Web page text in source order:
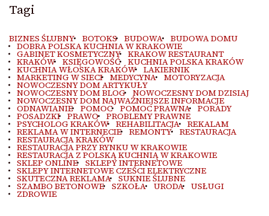
Tagi
BIZNES ŚLUBNY BOTOKS BUDOWA BUDOWA DOMU
DOBRA POLSKA KUCHNIA W KRAKOWIE
GABINET KOSMETYCZNY KRAKOW RESTAURANT
KRAKÓW KSIĘGOWOŚĆ KUCHNIA POLSKA KRAKÓW
KUCHNIA WŁOSKA KRAKÓW LAKIERNIK
MARKETING W SIECI MEDYCYNA MOTORYZACJA
NOWOCZESNY DOM ARTYKUŁY
NOWOCZESNY DOM BLOG NOWOCZESNY DOM DZISIAJ
NOWOCZESNY DOM NAJWAŻNIEJSZE INFORMACJE
ODNAWIANIE POMOC POMOC PRAWNA PORADY
POSADZKI PRAWO PROBLEMY PRAWNE
PSYCHOLOG KRAKÓW REHABILITACJA REKALAM
REKLAMA W INTERNECIE REMONTY RESTAURACJA
RESTAURACJA KRAKÓW
RESTAURACJA PRZY RYNKU W KRAKOWIE
RESTAURACJA Z POLSKĄ KUCHNIĄ W KRAKOWIE
SKLEP ONLINE SKLEPY INTERNETOWE
SKLEPY INTERNETOWE CZEŚCI ELEKTRYCZNE
SKUTECZNA REKLAMA SUKNIE ŚLUBNE
SZAMBO BETONOWE SZKOŁA URODA USŁUGI
ZDROWIE